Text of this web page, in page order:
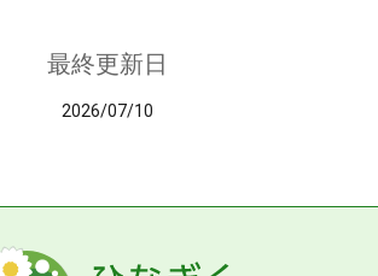
最終更新日
2026/07/10